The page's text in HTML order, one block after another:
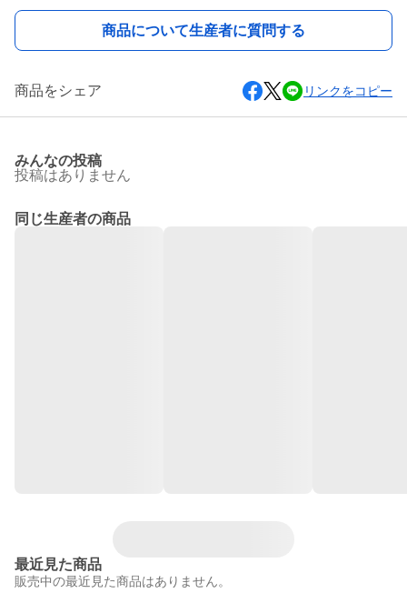
商品について生産者に質問する
商品をシェア リンクをコピー
みんなの投稿
投稿はありません
同じ生産者の商品
最近見た商品
販売中の最近見た商品はありません。